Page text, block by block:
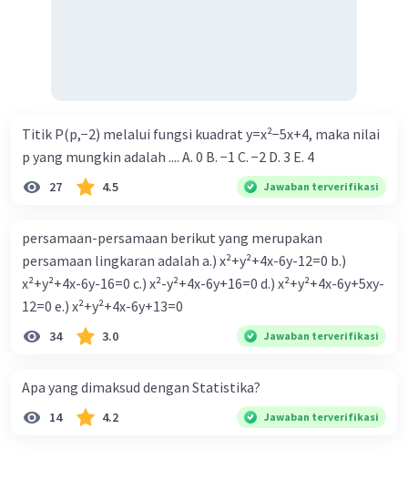
Titik P(p,−2) melalui fungsi kuadrat y=x²−5x+4, maka nilai
p yang mungkin adalah .... A. 0 B. −1 C. −2 D. 3 E. 4
27 4.5 Jawaban terverifikasi
persamaan-persamaan berikut yang merupakan
persamaan lingkaran adalah a.) x²+y²+4x-6y-12=0 b.)
x²+y²+4x-6y-16=0 c.) x²-y²+4x-6y+16=0 d.) x²+y²+4x-6y+5xy-
12=0 e.) x²+y²+4x-6y+13=0
34 3.0 Jawaban terverifikasi
Apa yang dimaksud dengan Statistika?
14 4.2 Jawaban terverifikasi